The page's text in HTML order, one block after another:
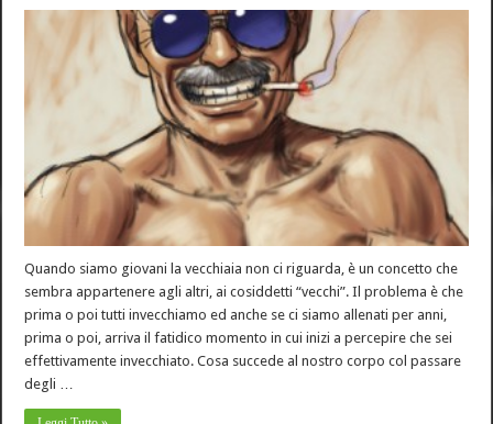
Quando siamo giovani la vecchiaia non ci riguarda, è un concetto che
sembra appartenere agli altri, ai cosiddetti “vecchi”. Il problema è che
prima o poi tutti invecchiamo ed anche se ci siamo allenati per anni,
prima o poi, arriva il fatidico momento in cui inizi a percepire che sei
effettivamente invecchiato. Cosa succede al nostro corpo col passare
degli …